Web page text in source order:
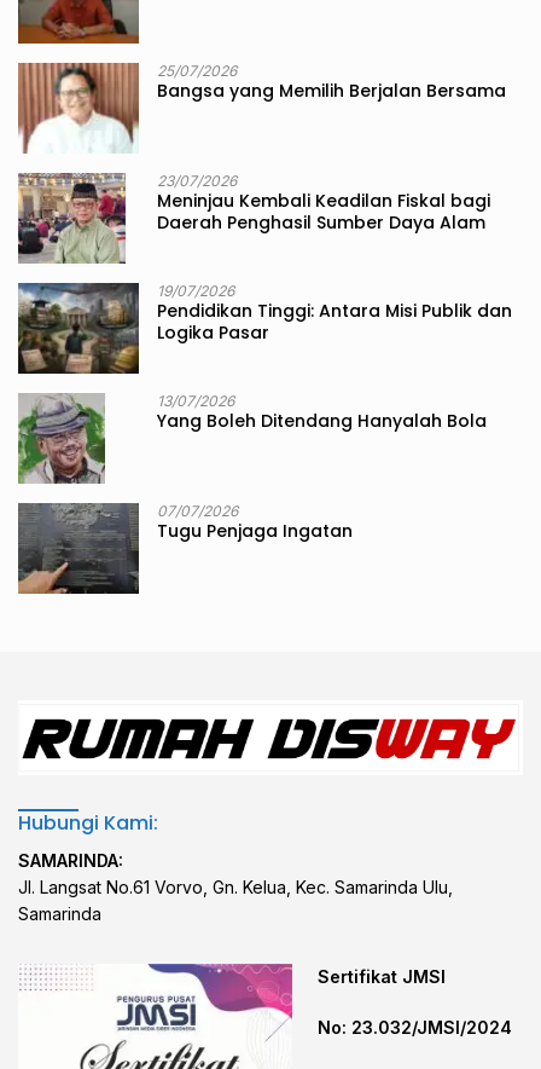
25/07/2026
Bangsa yang Memilih Berjalan Bersama
23/07/2026
Meninjau Kembali Keadilan Fiskal bagi
Daerah Penghasil Sumber Daya Alam
19/07/2026
Pendidikan Tinggi: Antara Misi Publik dan
Logika Pasar
13/07/2026
Yang Boleh Ditendang Hanyalah Bola
07/07/2026
Tugu Penjaga Ingatan
Hubungi Kami:
SAMARINDA:
Jl. Langsat No.61 Vorvo, Gn. Kelua, Kec. Samarinda Ulu,
Samarinda
Sertifikat JMSI
No: 23.032/JMSI/2024